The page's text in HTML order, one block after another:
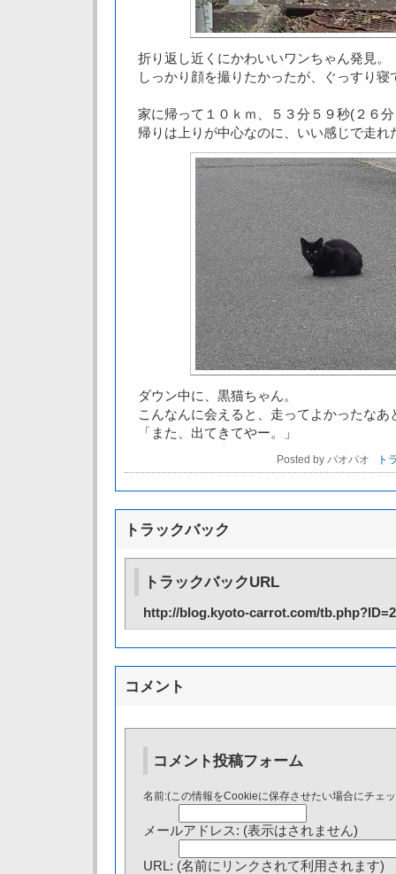
折り返し近くにかわいいワンちゃん発見。
しっかり顔を撮りたかったが、ぐっすり寝
家に帰って１０ｋｍ、５３分５９秒(２６
帰りは上りが中心なのに、いい感じで走れ
ダウン中に、黒猫ちゃん。
こんなんに会えると、走ってよかったなあ
「また、出てきてやー。」
Posted by パオパオ ト
トラックバック
トラックバックURL
http://blog.kyoto-carrot.com/
コメント
コメント投稿フォーム
名前:(この情報をCookieに保存させたい場合にチェ
メールアドレス: (表示はされません)
URL: (名前にリンクされて利用されます)